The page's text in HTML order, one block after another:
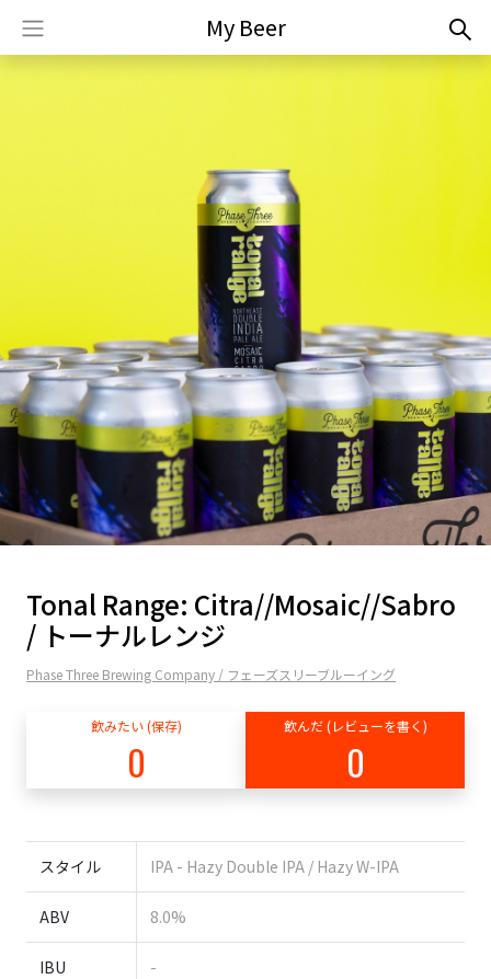
My Beer
Tonal Range: Citra//Mosaic//Sabro
/ トーナルレンジ
Phase Three Brewing Company / フェーズスリーブルーイング
飲みたい (保存)
0
飲んだ (レビューを書く)
0
スタイル IPA - Hazy Double IPA / Hazy W-IPA
ABV 8.0%
IBU -